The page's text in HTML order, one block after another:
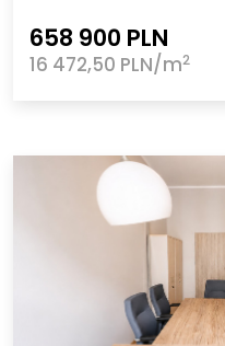
658 900 PLN
16 472,50 PLN/m2